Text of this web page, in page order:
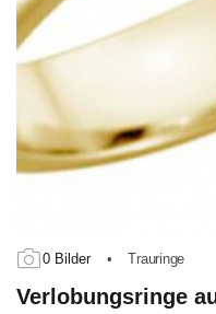
0 Bilder • Trauringe
Verlobungsringe